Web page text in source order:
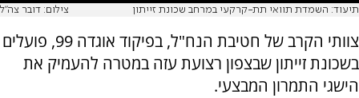
תיעוד: השמדת תוואי תת-קרקעי במרחב שכונת זייתון צילום: דובר צה"ל
צוותי הקרב של חטיבת הנח"ל, בפיקוד אוגדה 99, פועלים
בשכונת זייתון שבצפון רצועת עזה במטרה להעמיק את
הישגי התמרון המבצעי.